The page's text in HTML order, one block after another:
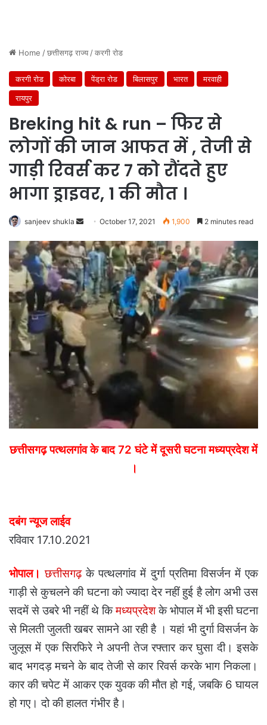
Home /छत्तीसगढ़ राज्य/करगी रोड
करगी रोड कोरबा पेंड्रा रोड बिलासपुर भारत
मरवाही
रायपुर
Breking hit & run – फिर से
लोगों की जान आफत में , तेजी से
गाड़ी रिवर्स कर 7 को रौंदते हुए
भागा ड्राइवर, 1 की मौत ।
sanjeev shukla
Send
email
October 17, 2021 1,900 2 minutes read
छत्तीसगढ़ पत्थलगांव के बाद 72 घंटे में दूसरी घटना मध्यप्रदेश में
।
दबंग न्यूज लाईव
रविवार 17.10.2021
भोपाल। छत्तीसगढ़के पत्थलगांव में दुर्गा प्रतिमा विसर्जन में एक
गाड़ी से कुचलने की घटना को ज्यादा देर नहीं हुई है लोग अभी उस
सदमें से उबरे भी नहीं थे किमध्यप्रदेशके भोपाल में भी इसी घटना
से मिलती जुलती खबर सामने आ रही है ।यहां भी दुर्गा विसर्जन के
जुलूस में एक सिरफिरे ने अपनी तेज रफ्तार कर घुसा दी। इसके
बाद भगदड़ मचने के बाद तेजी से कार रिवर्स करके भाग निकला।
कार की चपेट में आकर एक युवक की मौत हो गई, जबकि 6 घायल
हो गए। दो की हालत गंभीर है।